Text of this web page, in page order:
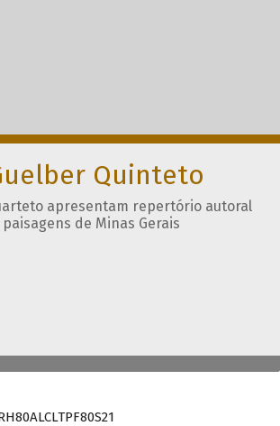
Quinteto
apresentam repertório autoral
de Minas Gerais